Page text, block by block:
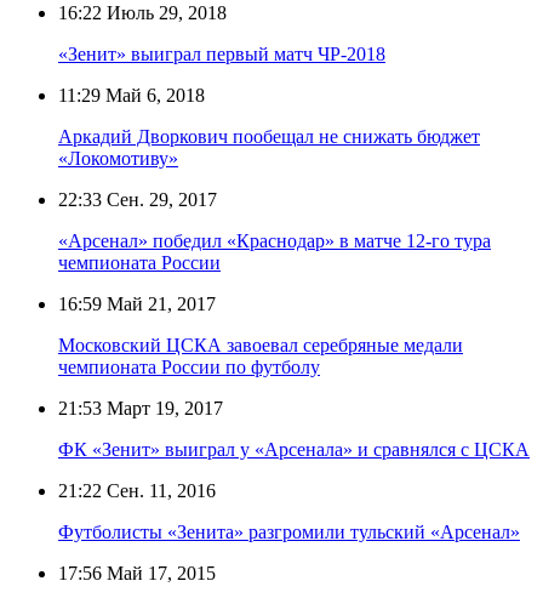
16:22 Июль 29, 2018
«Зенит» выиграл первый матч ЧР-2018
11:29 Май 6, 2018
Аркадий Дворкович пообещал не снижать бюджет
«Локомотиву»
22:33 Сен. 29, 2017
«Арсенал» победил «Краснодар» в матче 12-го тура
чемпионата России
16:59 Май 21, 2017
Московский ЦСКА завоевал серебряные медали
чемпионата России по футболу
21:53 Март 19, 2017
ФК «Зенит» выиграл у «Арсенала» и сравнялся с ЦСКА
21:22 Сен. 11, 2016
Футболисты «Зенита» разгромили тульский «Арсенал»
17:56 Май 17, 2015